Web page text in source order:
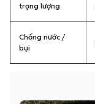
trọng lượng
Chống nước /
bụi